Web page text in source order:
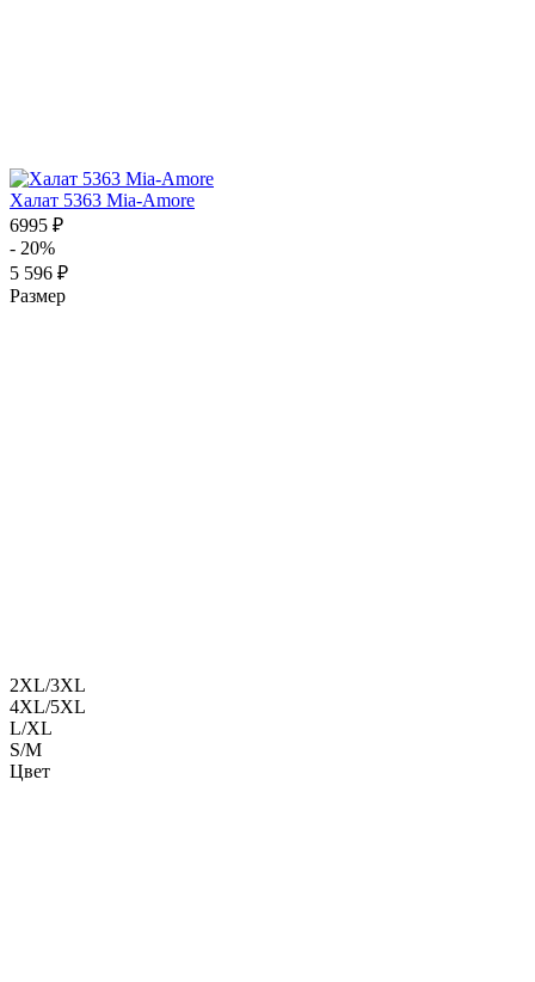
Халат 5363 Mia-Amore
6995 ₽
- 20%
5 596 ₽
Размер
2XL/3XL
4XL/5XL
L/XL
S/M
Цвет